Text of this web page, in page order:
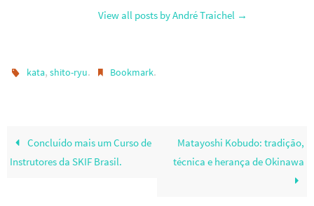
View all posts by André Traichel →
kata,shito-ryu. Bookmark.
Concluído mais um Curso de
Instrutores da SKIF Brasil.
Matayoshi Kobudo: tradição,
técnica e herança de Okinawa